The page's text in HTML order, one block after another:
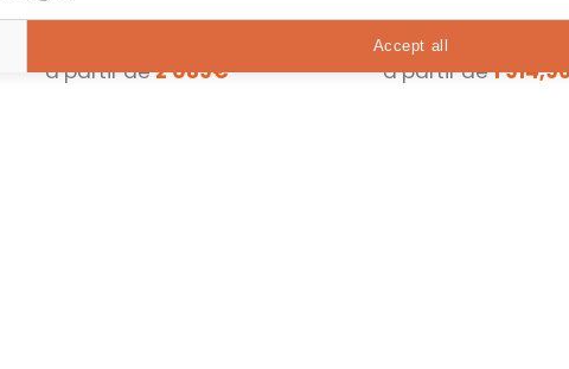
à partir de2 089€
Stéréo Marantz Model
Silver Élevez votre...
3 offres
à partir de1
Accept all